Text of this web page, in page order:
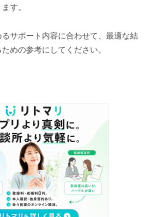
す。
サポート内容に合わせて、最適な結
めの参考にしてください。